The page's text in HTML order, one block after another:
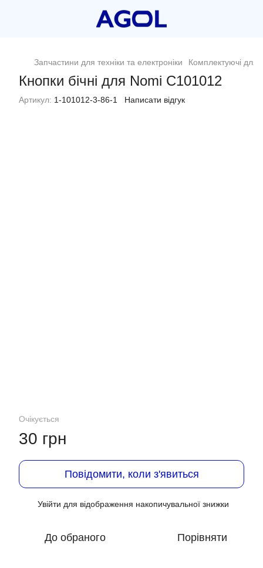
Запчастини для техніки та електроніки Комплектуючі для
Кнопки бічні для Nomi C101012
Артикул: 1-101012-3-86-1 Написати відгук
Очікується
30 грн
Повідомити, коли з'явиться
Увійти для відображення накопичувальної знижки
До обраного Порівняти